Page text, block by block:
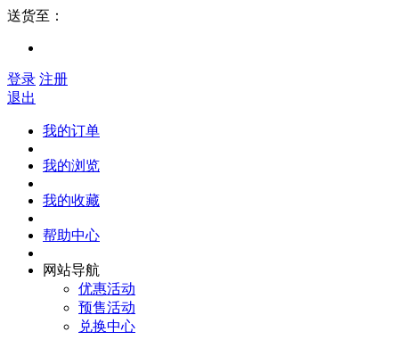
送货至：
登录 注册
退出
我的订单
我的浏览
我的收藏
帮助中心
网站导航
优惠活动
预售活动
兑换中心